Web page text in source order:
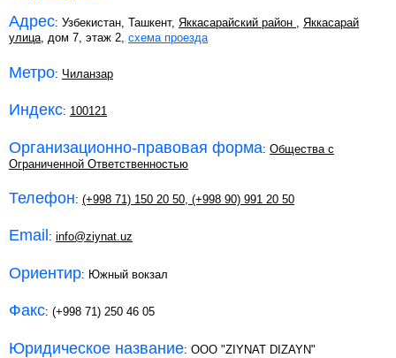
Адрес: Узбекистан, Ташкент, Яккасарайский район , Яккасарай
улица, дом 7, этаж 2, схема проезда
Метро: Чиланзар
Индекс: 100121
Организационно-правовая форма: Общества с
Ограниченной Ответственностью
Телефон: (+998 71) 150 20 50, (+998 90) 991 20 50
Email : info@ziynat.uz
Ориентир: Южный вокзал
Факс: (+998 71) 250 46 05
Юридическое название: OOO "ZIYNAT DIZAYN"